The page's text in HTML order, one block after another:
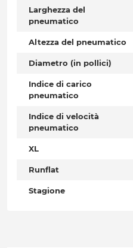
Larghezza del
pneumatico
Altezza del pneumatico
Diametro (in pollici)
Indice di carico
pneumatico
Indice di velocità
pneumatico
XL
Runflat
Stagione